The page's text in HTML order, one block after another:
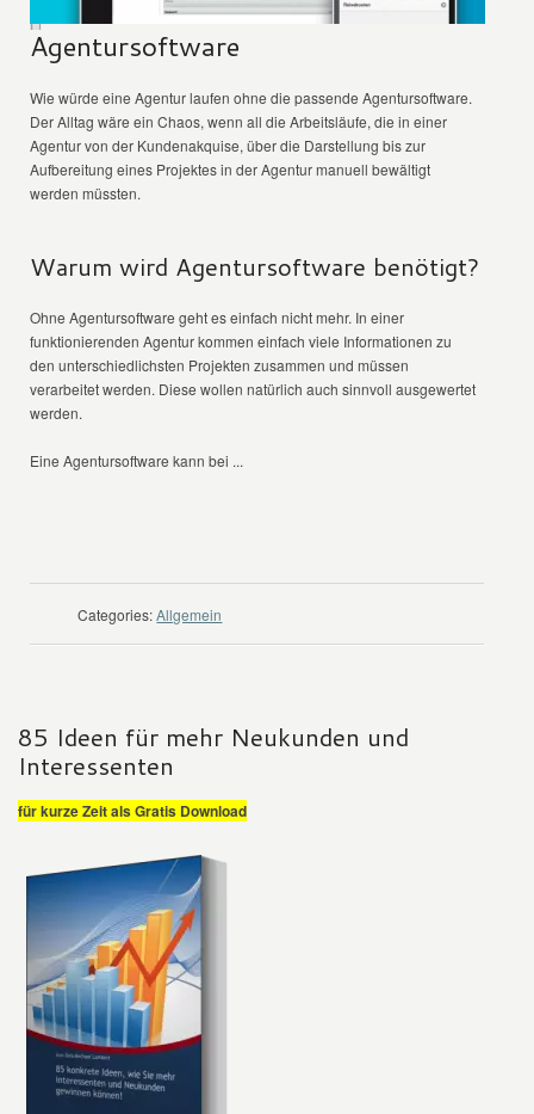
Agentursoftware
Wie würde eine Agentur laufen ohne die passende Agentursoftware.
Der Alltag wäre ein Chaos, wenn all die Arbeitsläufe, die in einer
Agentur von der Kundenakquise, über die Darstellung bis zur
Aufbereitung eines Projektes in der Agentur manuell bewältigt
werden müssten.
Warum wird Agentursoftware benötigt?
Ohne Agentursoftware geht es einfach nicht mehr. In einer
funktionierenden Agentur kommen einfach viele Informationen zu
den unterschiedlichsten Projekten zusammen und müssen
verarbeitet werden. Diese wollen natürlich auch sinnvoll ausgewertet
werden.
Eine Agentursoftware kann bei ...
Categories: Allgemein
85 Ideen für mehr Neukunden und
Interessenten
für kurze Zeit als Gratis Download